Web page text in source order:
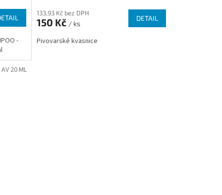
-
133,93 Kč bez DPH
150 Kč / ks
DETAIL
Pivovarské kvasnice
20 ML